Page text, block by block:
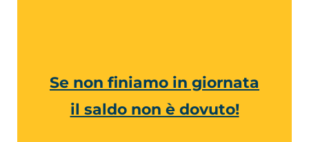
Se non finiamo in giornata
il saldo non è dovuto!